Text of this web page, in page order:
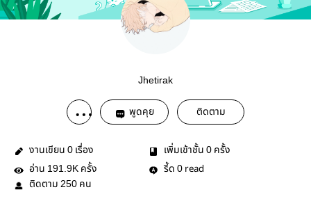
Jhetirak
พูดคุย ติดตาม
งานเขียน 0 เรื่อง เพิ่มเข้าชั้น 0 ครั้ง
อ่าน 191.9K ครั้ง รี้ด 0 read
ติดตาม 250 คน